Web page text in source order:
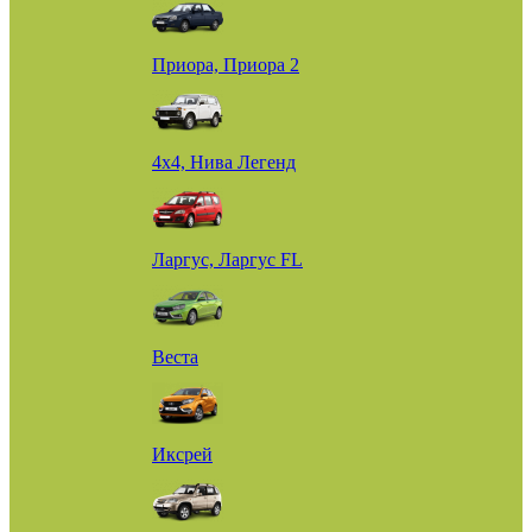
Приора, Приора 2
4х4, Нива Легенд
Ларгус, Ларгус FL
Веста
Иксрей